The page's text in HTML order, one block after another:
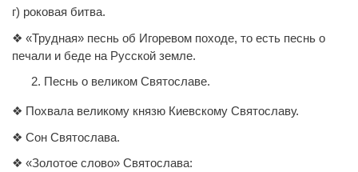
г) роковая битва.
❖ «Трудная» песнь об Игоревом походе, то есть песнь о
печали и беде на Русской земле.
Песнь о великом Святославе.
❖ Похвала великому князю Киевскому Святославу.
❖ Сон Святослава.
❖ «Золотое слово» Святослава: